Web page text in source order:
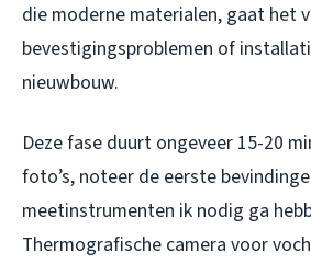
die moderne materialen, gaat het
bevestigingsproblemen of
nieuwbouw.
Deze fase duurt ongeveer 15-20
foto’s, noteer de eerste
meetinstrumenten ik nodig ga
Thermografische camera voor